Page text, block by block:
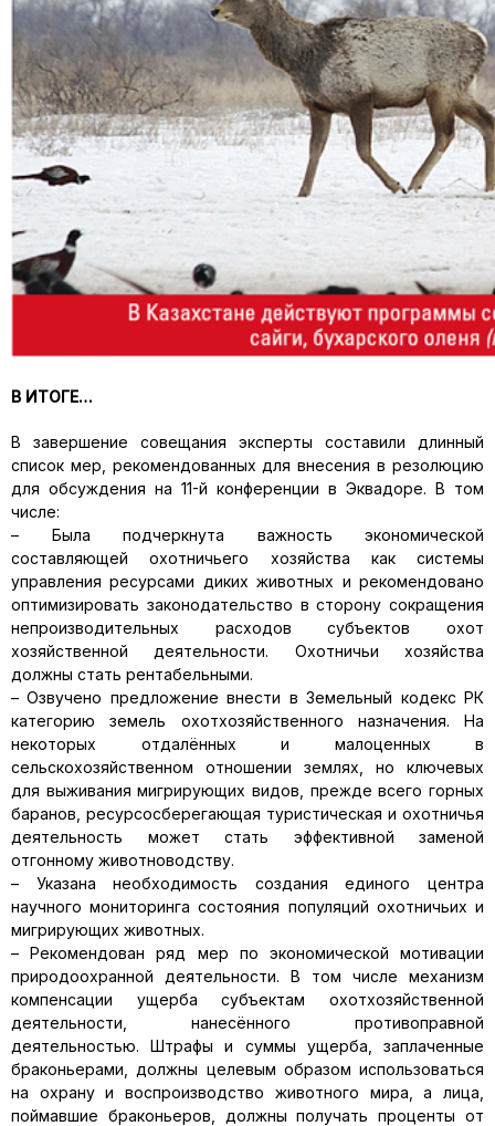
В ИТОГЕ…
В завершение совещания эксперты составили длинный
список мер, рекомендованных для внесения в резолюцию
для обсуждения на 11-й конференции в Эквадоре. В том
числе:
– Была подчеркнута важность экономической
составляющей охотничьего хозяйства как системы
управления ресурсами диких животных и рекомендовано
оптимизировать законодательство в сторону сокращения
непроизводительных расходов субъектов охот
хозяйственной деятельности. Охотничьи хозяйства
должны стать рентабельными.
– Озвучено предложение внести в Земельный кодекс РК
категорию земель охотхозяйственного назначения. На
некоторых отдалённых и малоценных в
сельскохозяйственном отношении землях, но ключевых
для выживания мигрирующих видов, прежде всего горных
баранов, ресурсосберегающая туристическая и охотничья
деятельность может стать эффективной заменой
отгонному животноводству.
– Указана необходимость создания единого центра
научного мониторинга состояния популяций охотничьих и
мигрирующих животных.
– Рекомендован ряд мер по экономической мотивации
природоохранной деятельности. В том числе механизм
компенсации ущерба субъектам охотхозяйственной
деятельности, нанесённого противоправной
деятельностью. Штрафы и суммы ущерба, заплаченные
браконьерами, должны целевым образом использоваться
на охрану и воспроизводство животного мира, а лица,
поймавшие браконьеров, должны получать проценты от